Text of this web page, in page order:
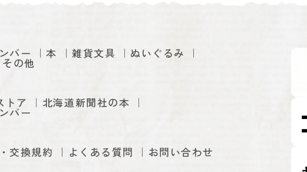
バー 本 雑貨文具 ぬいぐるみ
その他
トア 北海道新聞社の本
バー
交換規約 よくある質問 お問い合わせ